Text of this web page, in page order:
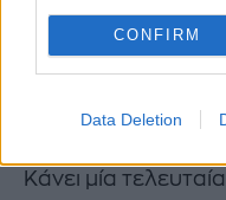
CONFIRM
Data Deletion
Κάνει μία